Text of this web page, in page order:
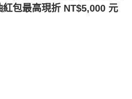
包最高現折 NT$5,000 元